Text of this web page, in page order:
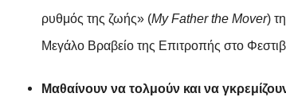
ρυθμός της ζωής» (My Father the Mover)
Μεγάλο Βραβείο της Επιτροπής στο
Μαθαίνουν να τολμούν και να